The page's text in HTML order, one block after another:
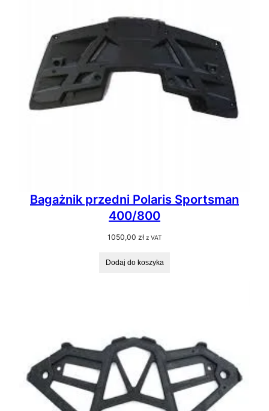
Bagażnik przedni Polaris Sportsman
400/800
1050,00 zł z VAT
Dodaj do koszyka